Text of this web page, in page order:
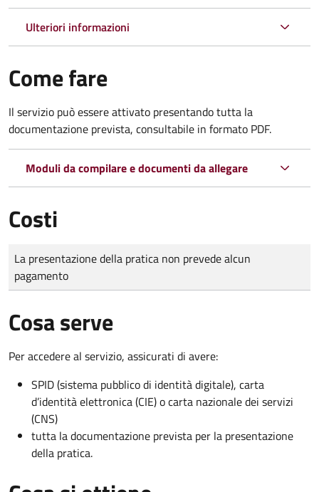
Ulteriori informazioni
Come fare
Il servizio può essere attivato presentando tutta la
documentazione prevista, consultabile in formato PDF.
Moduli da compilare e documenti da allegare
Costi
Tipo di pagamento
Importo
La presentazione della pratica non prevede alcun
pagamento
Cosa serve
Per accedere al servizio, assicurati di avere:
SPID (sistema pubblico di identità digitale), carta
d’identità elettronica (CIE) o carta nazionale dei servizi
(CNS)
tutta la documentazione prevista per la presentazione
della pratica.